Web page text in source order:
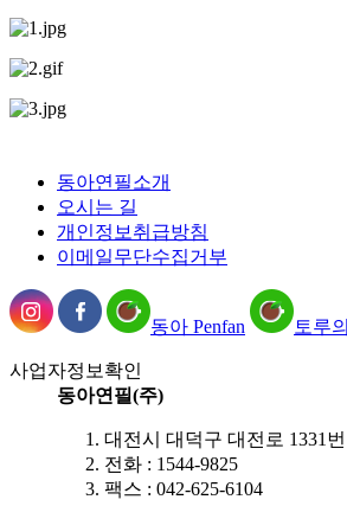
동아연필소개
오시는 길
개인정보취급방침
이메일무단수집거부
동아 Penfan 토루
사업자정보확인
동아연필(주)
대전시 대덕구 대전로 1331
전화 : 1544-9825
팩스 : 042-625-6104